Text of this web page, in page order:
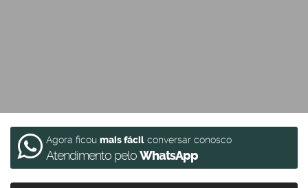
Agora ficou mais fácil conversar conosco
Atendimento peloWhatsApp